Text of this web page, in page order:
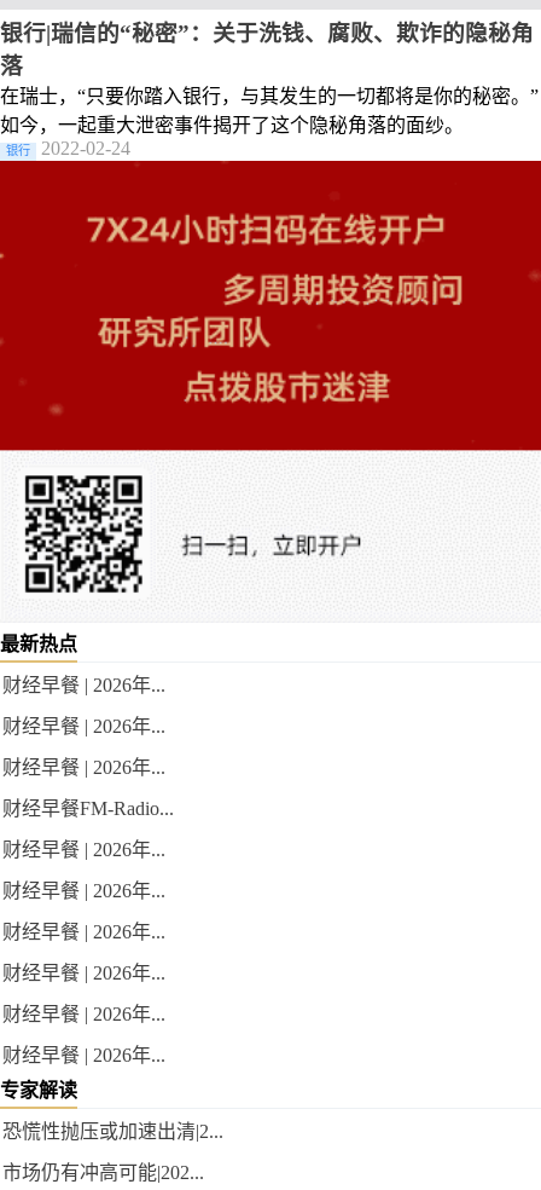
银行|瑞信的“秘密”：关于洗钱、腐败、欺诈的隐秘角
落
在瑞士，“只要你踏入银行，与其发生的一切都将是你的秘密。”
如今，一起重大泄密事件揭开了这个隐秘角落的面纱。
银行 2022-02-24
最新热点
财经早餐 | 2026年...
财经早餐 | 2026年...
财经早餐 | 2026年...
财经早餐FM-Radio...
财经早餐 | 2026年...
财经早餐 | 2026年...
财经早餐 | 2026年...
财经早餐 | 2026年...
财经早餐 | 2026年...
财经早餐 | 2026年...
专家解读
恐慌性抛压或加速出清|2...
市场仍有冲高可能|202...